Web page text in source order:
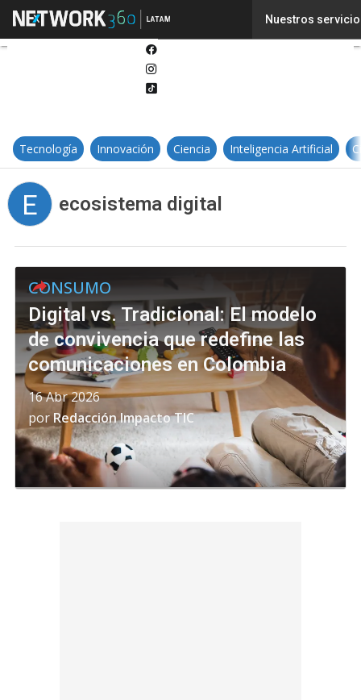
Nuestros
Tecnología Innovación Ciencia Inteligencia Artificial
E ecosistema digital
CONSUMO
Digital vs. Tradicional: El modelo
de convivencia que redefine las
comunicaciones en Colombia
16 Abr 2026
porRedacción Impacto TIC